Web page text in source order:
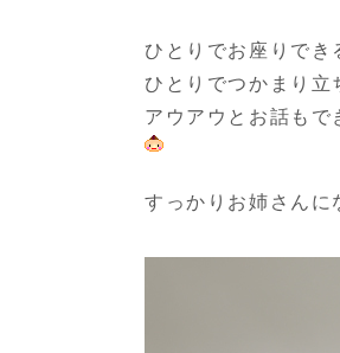
ひとりでお座りでき
ひとりでつかまり立
アウアウとお話もで
すっかりお姉さんに